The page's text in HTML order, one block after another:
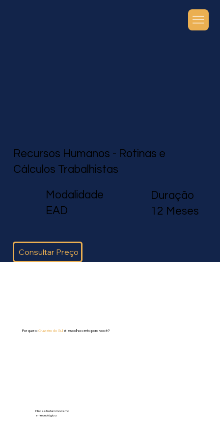
Recursos Humanos - Rotinas e
Cálculos Trabalhistas
Modalidade
EAD
Duração
12 Meses
Consultar Preço
Por que aCruzeiro do Sul é escolha certa para você?
Infraestrutura moderna
e tecnológica